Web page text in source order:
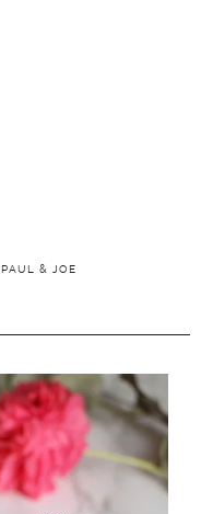
PAUL & JOE